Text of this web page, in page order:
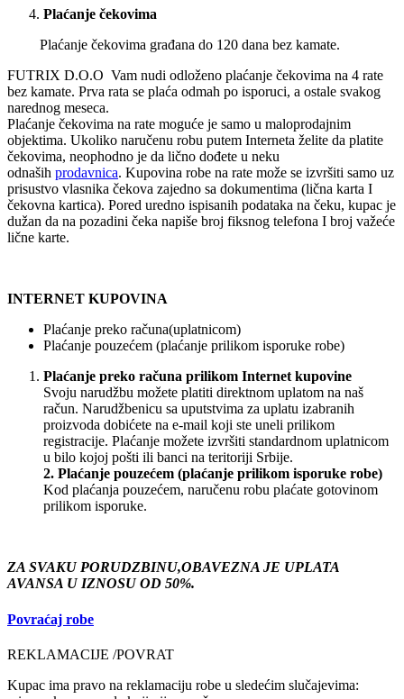
Plaćanje čekovima
Plaćanje čekovima građana do 120 dana bez kamate.
FUTRIX D.O.O Vam nudi odloženo plaćanje čekovima na 4 rate
bez kamate. Prva rata se plaća odmah po isporuci, a ostale svakog
narednog meseca.
Plaćanje čekovima na rate moguće je samo u maloprodajnim
objektima. Ukoliko naručenu robu putem Interneta želite da platite
čekovima, neophodno je da lično dođete u neku
odnaših prodavnica. Kupovina robe na rate može se izvršiti samo uz
prisustvo vlasnika čekova zajedno sa dokumentima (lična karta I
čekovna kartica). Pored uredno ispisanih podataka na čeku, kupac je
dužan da na pozadini čeka napiše broj fiksnog telefona I broj važeće
lične karte.
INTERNET KUPOVINA
Plaćanje preko računa(uplatnicom)
Plaćanje pouzećem (plaćanje prilikom isporuke robe)
Plaćanje preko računa prilikom Internet kupovine
Svoju narudžbu možete platiti direktnom uplatom na naš
račun. Narudžbenicu sa uputstvima za uplatu izabranih
proizvoda dobićete na e-mail koji ste uneli prilikom
registracije. Plaćanje možete izvršiti standardnom uplatnicom
u bilo kojoj pošti ili banci na teritoriji Srbije.
2. Plaćanje pouzećem (plaćanje prilikom isporuke robe)
Kod plaćanja pouzećem, naručenu robu plaćate gotovinom
prilikom isporuke.
ZA SVAKU PORUDZBINU,OBAVEZNA JE UPLATA
AVANSA U IZNOSU OD 50%.
Povraćaj robe
REKLAMACIJE /POVRAT
Kupac ima pravo na reklamaciju robe u sledećim slučajevima: